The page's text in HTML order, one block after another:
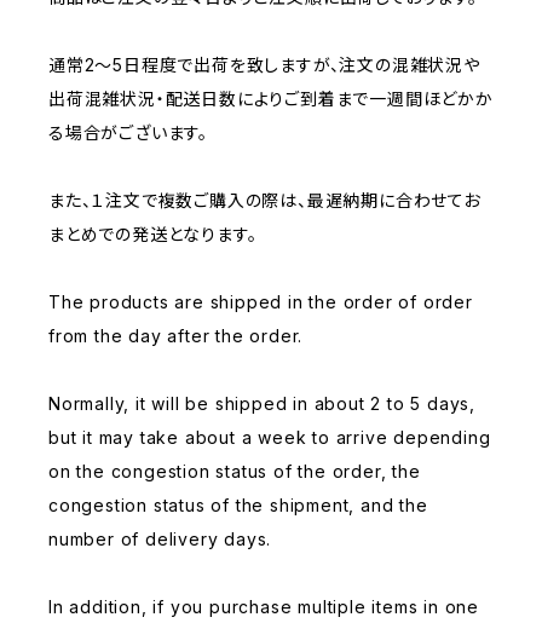
通常2～5日程度で出荷を致しますが、注文の混雑状況や
出荷混雑状況・配送日数によりご到着まで一週間ほどかか
る場合がございます。
また、１注文で複数ご購入の際は、最遅納期に合わせてお
まとめでの発送となります。
The products are shipped in the order of order
from the day after the order.
Normally, it will be shipped in about 2 to 5 days,
but it may take about a week to arrive depending
on the congestion status of the order, the
congestion status of the shipment, and the
number of delivery days.
In addition, if you purchase multiple items in one